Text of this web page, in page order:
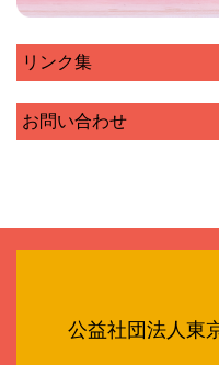
リンク集
お問い合わせ
公益社団法人東